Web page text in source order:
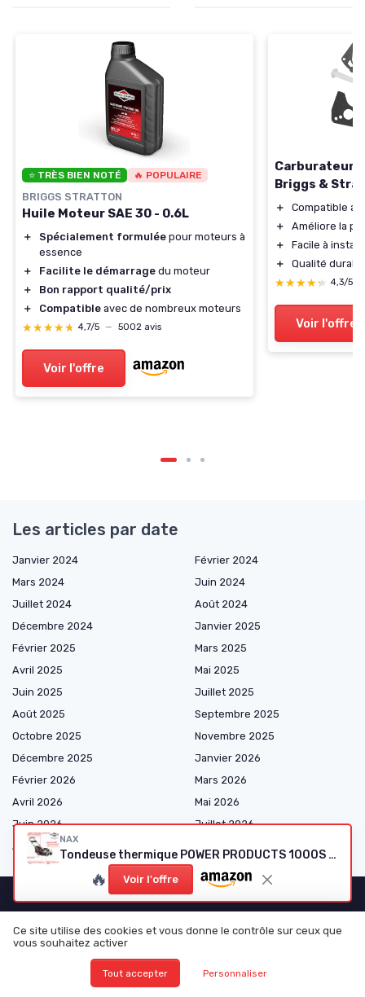
⭐ TRÈS BIEN NOTÉ 🔥 POPULAIRE
BRIGGS STRATTON
Huile Moteur SAE 30 - 0.6L
＋ Spécialement formulée pour moteurs à
essence
＋
Facilite le démarrage du moteur
＋
Bon rapport qualité/prix
＋
Compatible avec de nombreux moteurs
★★★★★
★★★★★ 4,7/5 — 5002 avis
Voir l'offre
Carburateur
Briggs &
＋
Compatible
＋
Améliore la
＋
Facile à
＋
Qualité
★★★★★
★★★★★ 4,3/5
Voir l'offre
NAX
Tondeuse thermique POWER PRODUCTS 1000S - 125 cm³, coupe 42 cm, panier 45 L, entraînement
🔥 Voir l'offre
Les articles par date
Janvier 2024
Février 2024
Mars 2024
Juin 2024
Juillet 2024
Août 2024
Décembre 2024
Janvier 2025
Février 2025
Mars 2025
Avril 2025
Mai 2025
Juin 2025
Juillet 2025
Août 2025
Septembre 2025
Octobre 2025
Novembre 2025
Décembre 2025
Janvier 2026
Février 2026
Mars 2026
Avril 2026
Mai 2026
Juin 2026
Juillet 2026
Août 2026
Shopping
Électricité et Électronique
Ce site utilise des cookies et vous donne le contrôle sur ceux que
vous souhaitez activer
Tout accepter Personnaliser